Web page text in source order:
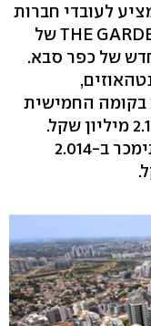
לעובדי חברות
ההיי-טק לרכוש דירות בפרויקט THE GARDEN של
של כפר סבא.
5 חדרים, פנטהאוזים,
גן. דירת 5 חדרים בקומה החמישית
תימכר ב-1,886,720 שקל במקום 2.144 מיליון שקל.
דירת 5.5 חדרים בקומה הראשונה תימכר ב-2.014